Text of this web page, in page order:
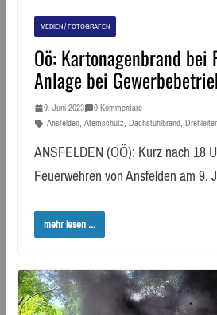
MEDIEN / FOTOGRAFEN
Oö: Kartonagenbrand bei
Anlage bei
9. Juni 2023
0 Kommentare
Ansfelden, Atemschutz, Dachstuhlbrand, Drehleiter
ANSFELDEN (OÖ): Kurz nach 18
Feuerwehren von Ansfelden am 9.
mehr lesen ...